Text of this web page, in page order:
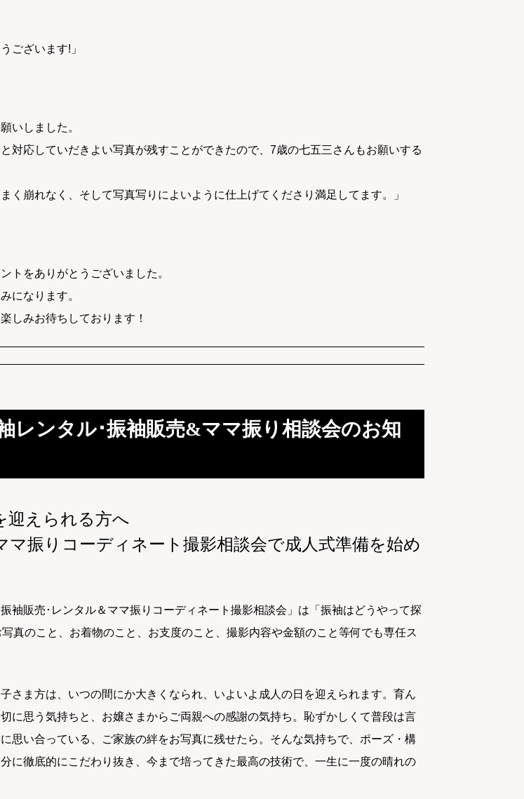
ございます!」
いしました。
対応していだきよい写真が残すことができたので、7歳の七五三さんもお願いする
く崩れなく、そして写真写りによいように仕上げてくださり満足してます。」
トをありがとうございました。
になります。
しみお待ちしております！
レンタル･振袖販売&ママ振り相談会のお知
迎えられる方へ
マ振りコーディネート撮影相談会で成人式準備を始め
袖販売･レンタル＆ママ振りコーディネート撮影相談会」は「振袖はどうやって探
真のこと、お着物のこと、お支度のこと、撮影内容や金額のこと等何でも専任ス
さま方は、いつの間にか大きくなられ、いよいよ成人の日を迎えられます。育ん
に思う気持ちと、お嬢さまからご両親への感謝の気持ち。恥ずかしくて普段は言
思い合っている、ご家族の絆をお写真に残せたら。そんな気持ちで、ポーズ・構
に徹底的にこだわり抜き、今まで培ってきた最高の技術で、一生に一度の晴れの